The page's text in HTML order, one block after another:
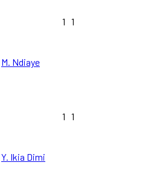
M. Ndiaye
1 1
Y. Ikia Dimi
1 1